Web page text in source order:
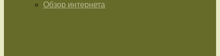
Обзор интернета